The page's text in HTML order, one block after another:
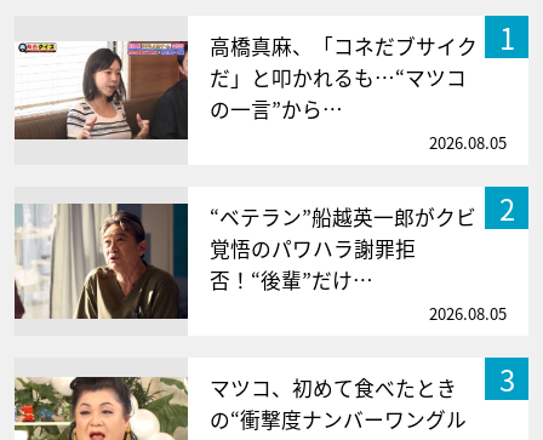
1
高橋真麻、「コネだブサイク
だ」と叩かれるも…“マツコ
の一言”から…
2026.08.05
2
“ベテラン”船越英一郎がクビ
覚悟のパワハラ謝罪拒
否！“後輩”だけ…
2026.08.05
3
マツコ、初めて食べたとき
の“衝撃度ナンバーワングル